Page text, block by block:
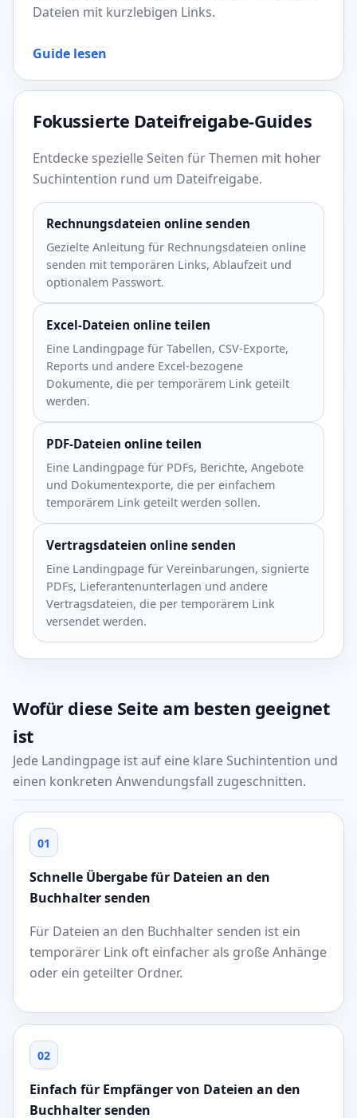
Dateien mit kurzlebigen Links.
Guide lesen
Fokussierte Dateifreigabe-Guides
Entdecke spezielle Seiten für Themen mit hoher
Suchintention rund um Dateifreigabe.
Rechnungsdateien online senden
Gezielte Anleitung für Rechnungsdateien online
senden mit temporären Links, Ablaufzeit und
optionalem Passwort.
Excel-Dateien online teilen
Eine Landingpage für Tabellen, CSV-Exporte,
Reports und andere Excel-bezogene
Dokumente, die per temporärem Link geteilt
werden.
PDF-Dateien online teilen
Eine Landingpage für PDFs, Berichte, Angebote
und Dokumentexporte, die per einfachem
temporärem Link geteilt werden sollen.
Vertragsdateien online senden
Eine Landingpage für Vereinbarungen, signierte
PDFs, Lieferantenunterlagen und andere
Vertragsdateien, die per temporärem Link
versendet werden.
Wofür diese Seite am besten geeignet
ist
Jede Landingpage ist auf eine klare Suchintention und
einen konkreten Anwendungsfall zugeschnitten.
01
Schnelle Übergabe für Dateien an den
Buchhalter senden
Für Dateien an den Buchhalter senden ist ein
temporärer Link oft einfacher als große Anhänge
oder ein geteilter Ordner.
02
Einfach für Empfänger von Dateien an den
Buchhalter senden